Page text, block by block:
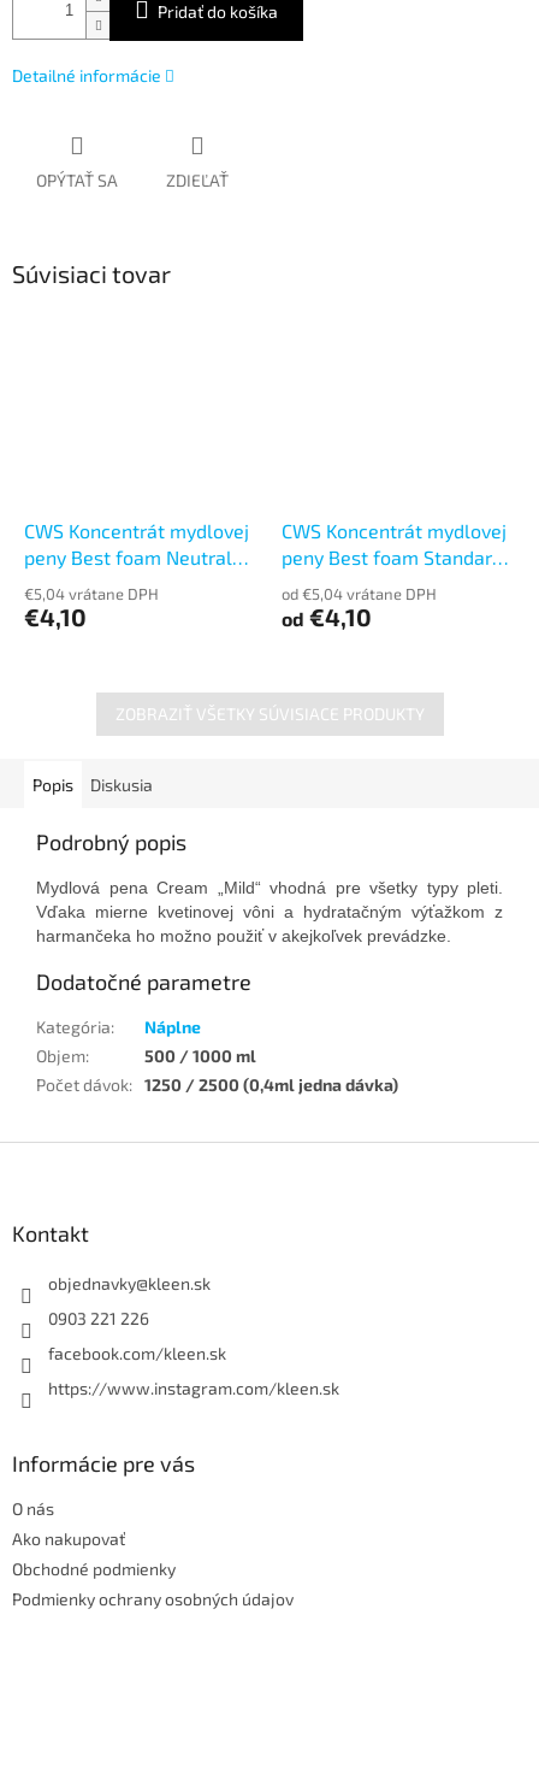
Pridať do košíka
Detailné informácie
OPÝTAŤ SA ZDIEĽAŤ
Súvisiaci tovar
CWS Koncentrát mydlovej
peny Best foam Neutral
€5,04 vrátane DPH
€4,10
CWS Koncentrát mydlovej
peny Best foam Standard
od €5,04 vrátane DPH
od €4,10
ZOBRAZIŤ VŠETKY SÚVISIACE PRODUKTY
Popis Diskusia
Podrobný popis
Mydlová pena Cream „Mild“ vhodná pre všetky typy pleti.
Vďaka mierne kvetinovej vôni a hydratačným výťažkom z
harmančeka ho možno použiť v akejkoľvek prevádzke.
Dodatočné parametre
Kategória:
Náplne
Objem:
500 / 1000 ml
Počet dávok: 1250 / 2500 (0,4ml jedna dávka)
Kontakt
objednavky@kleen.sk
0903 221 226
facebook.com/kleen.sk
https://www.instagram.com/kleen.sk
Informácie pre vás
O nás
Ako nakupovať
Obchodné podmienky
Podmienky ochrany osobných údajov